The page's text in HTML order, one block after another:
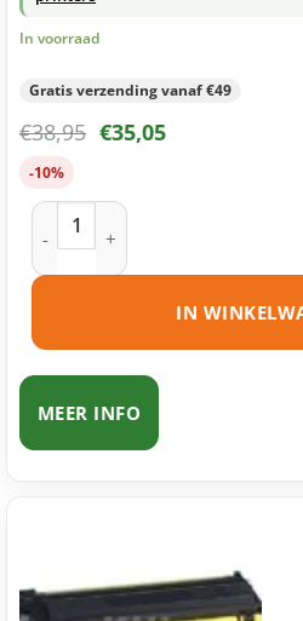
In voorraad
Gratis verzending vanaf €49
€38,95 €35,05
-10%
Brother TN-130 toner cyaan
IN
MEER INFO